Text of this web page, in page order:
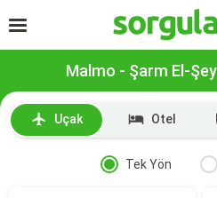
Malmo - Şarm El-
Uçak Otel
Tek Yön